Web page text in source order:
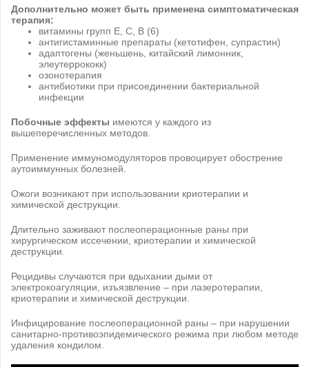
Дополнительно может быть применена симптоматическая
терапия:
витамины групп Е, С, В (6)
антигистаминные препараты (кетотифен, супрастин)
адаптогены (женьшень, китайский лимонник,
элеутеррококк)
озонотерапия
антибиотики при присоединении бактериальной
инфекции
Побочные эффекты имеются у каждого из
вышеперечисленных методов.
Применение иммуномодуляторов провоцирует обострение
аутоиммунных болезней.
Ожоги возникают при использовании криотерапии и
химической деструкции.
Длительно заживают послеоперационные раны при
хирургическом иссечении, криотерапии и химической
деструкции.
Рецидивы случаются при вдыхании дыми от
электрокоагуляции, изъязвление – при лазеротерапии,
криотерапии и химической деструкции.
Инфицирование послеоперационной раны – при нарушении
санитарно-противоэпидемического режима при любом методе
удаления кондилом.